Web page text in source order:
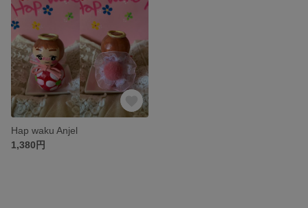
Hap waku Anjel
1,380円